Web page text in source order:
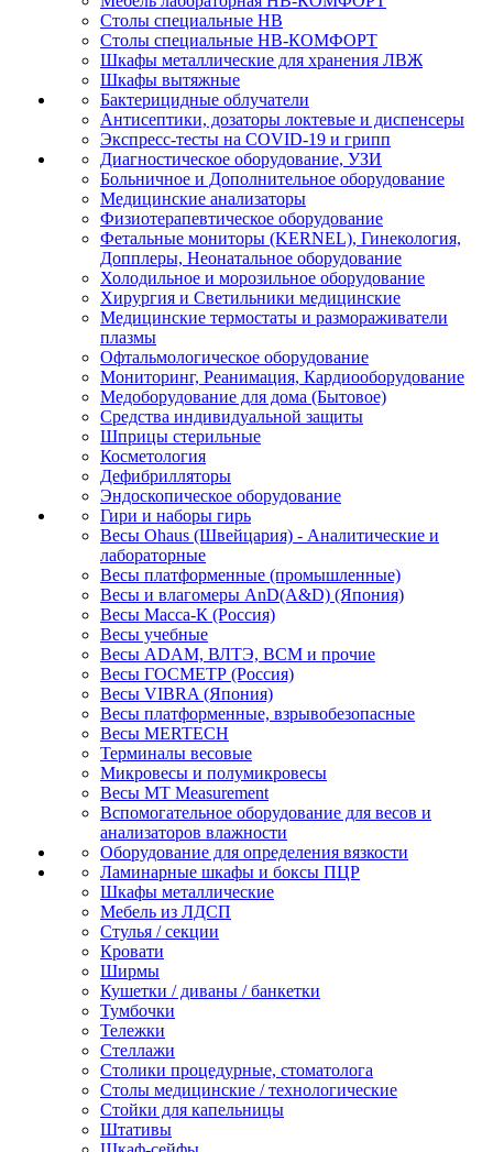
Столы специальные НВ
Столы специальные НВ-КОМФОРТ
Шкафы металлические для хранения ЛВЖ
Шкафы вытяжные
Бактерицидные облучатели
Антисептики, дозаторы локтевые и диспенсеры
Экспресс-тесты на COVID-19 и грипп
Диагностическое оборудование, УЗИ
Больничное и Дополнительное оборудование
Медицинские анализаторы
Физиотерапевтическое оборудование
Фетальные мониторы (KERNEL), Гинекология,
Допплеры, Неонатальное оборудование
Холодильное и морозильное оборудование
Хирургия и Светильники медицинские
Медицинские термостаты и размораживатели
плазмы
Офтальмологическое оборудование
Мониторинг, Реанимация, Кардиооборудование
Медоборудование для дома (Бытовое)
Средства индивидуальной защиты
Шприцы стерильные
Косметология
Дефибрилляторы
Эндоскопическое оборудование
Гири и наборы гирь
Весы Ohaus (Швейцария) - Аналитические и
лабораторные
Весы платформенные (промышленные)
Весы и влагомеры AnD(A&D) (Япония)
Весы Масса-К (Россия)
Весы учебные
Весы ADAM, ВЛТЭ, BCM и прочие
Весы ГОСМЕТР (Россия)
Весы VIBRA (Япония)
Весы платформенные, взрывобезопасные
Весы MERTECH
Терминалы весовые
Микровесы и полумикровесы
Весы MT Measurement
Вспомогательное оборудование для весов и
анализаторов влажности
Оборудование для определения вязкости
Ламинарные шкафы и боксы ПЦР
Шкафы металлические
Мебель из ЛДСП
Стулья / секции
Кровати
Ширмы
Кушетки / диваны / банкетки
Тумбочки
Тележки
Стеллажи
Столики процедурные, стоматолога
Столы медицинские / технологические
Стойки для капельницы
Штативы